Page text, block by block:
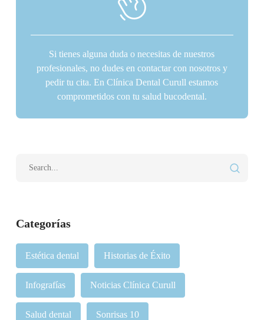
Categorías
Estética dental Historias de Éxito
Infografías Noticias Clínica Curull
Salud dental Sonrisas 10
Si tienes alguna duda o necesitas de nuestros
profesionales, no dudes en contactar con nosotros y
pedir tu cita. En Clínica Dental Curull estamos
comprometidos con tu salud bucodental.